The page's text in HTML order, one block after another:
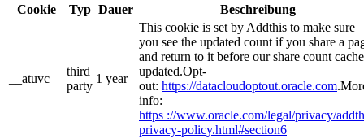
Cookie
Typ Dauer Beschreibung
__atuvc
third
party
1 year
This cookie is set by Addthis to make sure
you see the updated count if you share a
and return to it before our share count
updated.Opt-
out: https://datacloudoptout.oracle.com
info:
https ://www.oracle.com/legal/privacy/
privacy-policy.html#section6